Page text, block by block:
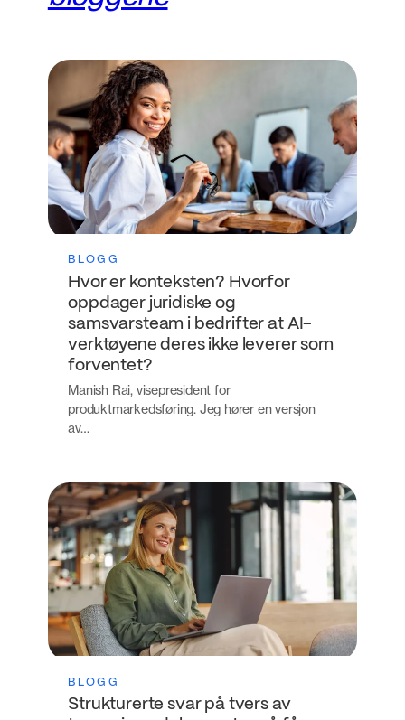
BLOGG
Hvor er konteksten? Hvorfor
oppdager juridiske og
samsvarsteam i bedrifter at AI-
verktøyene deres ikke leverer som
forventet?
Manish Rai, visepresident for
produktmarkedsføring. Jeg hører en versjon
av…
BLOGG
Strukturerte svar på tvers av